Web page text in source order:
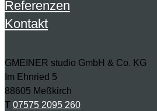
Referenzen
Kontakt
GMEINER studio GmbH & Co. KG
Im Ehnried 5
88605 Meßkirch
T 07575 2095 260